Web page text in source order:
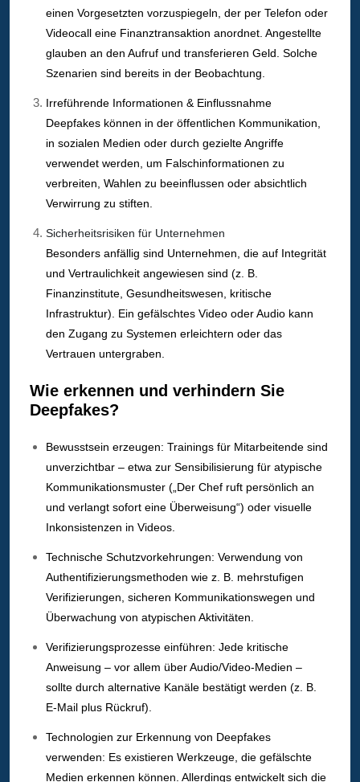
einen Vorgesetzten vorzuspiegeln, der per Telefon oder
Videocall eine Finanztransaktion anordnet. Angestellte
glauben an den Aufruf und transferieren Geld. Solche
Szenarien sind bereits in der Beobachtung.
Irreführende Informationen & Einflussnahme
Deepfakes können in der öffentlichen Kommunikation,
in sozialen Medien oder durch gezielte Angriffe
verwendet werden, um Falschinformationen zu
verbreiten, Wahlen zu beeinflussen oder absichtlich
Verwirrung zu stiften.
Sicherheitsrisiken für Unternehmen
Besonders anfällig sind Unternehmen, die auf Integrität
und Vertraulichkeit angewiesen sind (z. B.
Finanzinstitute, Gesundheitswesen, kritische
Infrastruktur). Ein gefälschtes Video oder Audio kann
den Zugang zu Systemen erleichtern oder das
Vertrauen untergraben.
Wie erkennen und verhindern Sie
Deepfakes?
Bewusstsein erzeugen: Trainings für Mitarbeitende sind
unverzichtbar – etwa zur Sensibilisierung für atypische
Kommunikationsmuster („Der Chef ruft persönlich an
und verlangt sofort eine Überweisung“) oder visuelle
Inkonsistenzen in Videos.
Technische Schutzvorkehrungen: Verwendung von
Authentifizierungsmethoden wie z. B. mehrstufigen
Verifizierungen, sicheren Kommunikationswegen und
Überwachung von atypischen Aktivitäten.
Verifizierungsprozesse einführen: Jede kritische
Anweisung – vor allem über Audio/Video-Medien –
sollte durch alternative Kanäle bestätigt werden (z. B.
E-Mail plus Rückruf).
Technologien zur Erkennung von Deepfakes
verwenden: Es existieren Werkzeuge, die gefälschte
Medien erkennen können. Allerdings entwickelt sich die